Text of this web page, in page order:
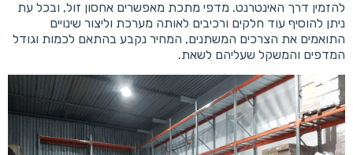
להזמין דרך האינטרנט. מדפי מתכת מאפשרים אחסון זול, ובכל עת
ניתן להוסיף עוד חלקים ורכיבים לאותה מערכת וליצור שינויים
התואמים את הצרכים המשתנים, המחיר נקבע בהתאם לכמות וגודל
המדפים והמשקל שעליהם לשאת.